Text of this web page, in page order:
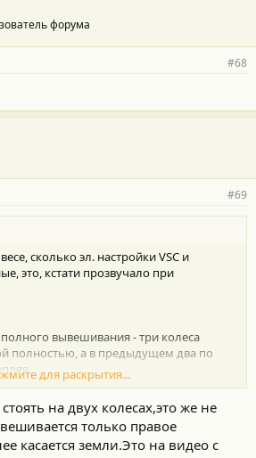
форума
#68
#69
сколько эл. настройки VSC и
это, кстати прозвучало при
вывешивания - три колеса
полностью, а в предыдущем два по
для раскрытия...
на двух колесах,это же не
только правое
касается земли.Это на видео с